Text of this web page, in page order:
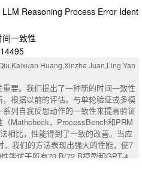
as ChatGPT, have gained popular
of Natural Language Processing
disciplines and daily lives as well. L
from the datasets they were trained
了kmeans标签的使用，以查看嵌入
之外的任何其他信息。从经验上讲，我
更好地捕获高阶组合数字模式，但容
; SLERP合并始终恢复基本模型结
souping或未合并的模型相比，在聚
衡。
properties of dense text embeddin
a large language model (LLM) versus
study the extent to which spherical l
mitigates over-specialization int
LoRA). To make the comparison
a controlled suite of experiment
sequences and are evaluated on
sequences according to well-defin
LLM Reasoning Process Error Ident
一致性
Huang,Xinzhe Juan,Ling Yan
要。我们提出了一种新的时间一致性
根据以前的评估。与单轮验证或多模
列自我反思动作的一致性来提高验证
Mathcheck，ProcessBench和PRM
相比，性能得到了一致的改善。当应
我们的方法表现出强大的性能，使7
能优于所有70 B/72 B模型和GPT-4